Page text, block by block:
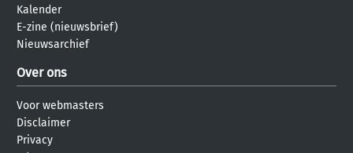
Kalender
E-zine (nieuwsbrief)
Nieuwsarchief
Over ons
Voor webmasters
Disclaimer
Privacy